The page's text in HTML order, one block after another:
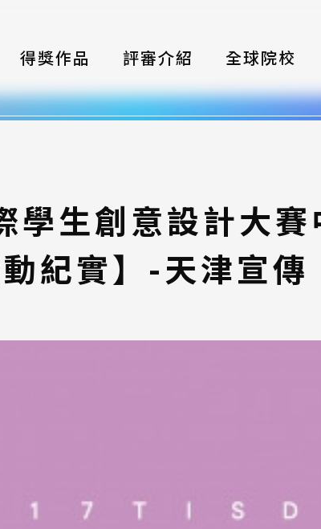
得獎作品 評審介紹 全球院校
學生創意設計大
紀實】-天津宣傳